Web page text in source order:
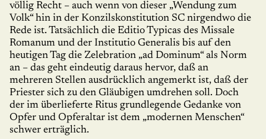
völlig Recht – auch wenn von dieser „Wendung zum
Volk“ hin in der Konzilskonstitution SC nirgendwo die
Rede ist. Tatsächlich die Editio Typicas des Missale
Romanum und der Institutio Generalis bis auf den
heutigen Tag die Zelebration „ad Dominum“ als Norm
an – das geht eindeutig daraus hervor, daß an
mehreren Stellen ausdrücklich ange­merkt ist, daß der
Priester sich zu den Gläubigen umdrehen soll. Doch
der im überlieferte Ritus grundlegende Gedanke von
Opfer und Opfer­altar ist dem „modernen Menschen“
schwer erträglich.